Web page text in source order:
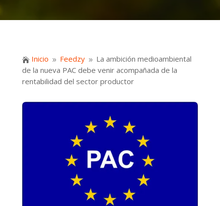
 Inicio 9 Feedzy 9 La ambición medioambiental
de la nueva PAC debe venir acompañada de la
rentabilidad del sector productor